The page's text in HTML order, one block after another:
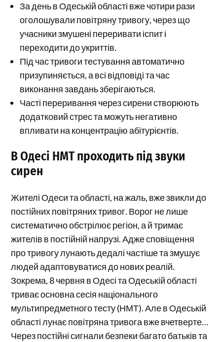
За день в Одеській області вже чотири рази
оголошували повітряну тривогу, через що
учасники змушені переривати іспит і
переходити до укриттів.
Під час тривоги тестування автоматично
призупиняється, а всі відповіді та час
виконання завдань зберігаються.
Часті переривання через сирени створюють
додатковий стрес та можуть негативно
впливати на концентрацію абітурієнтів.
В Одесі НМТ проходить під звуки
сирен
Жителі Одеси та області, на жаль, вже звикли до
постійних повітряних тривог. Ворог не лише
систематично обстрілює регіон, а й тримає
жителів в постійній напрузі. Адже сповіщення
про тривогу лунають дедалі частіше та змушує
людей адаптовуватися до нових реалій.
Зокрема, 8 червня в Одесі та Одеській області
триває основна сесія національного
мультипредметного тесту (НМТ). Але в Одеській
області лунає повітряна тривога вже вчетверте…
Через постійні сигнали безпеки багато батьків та